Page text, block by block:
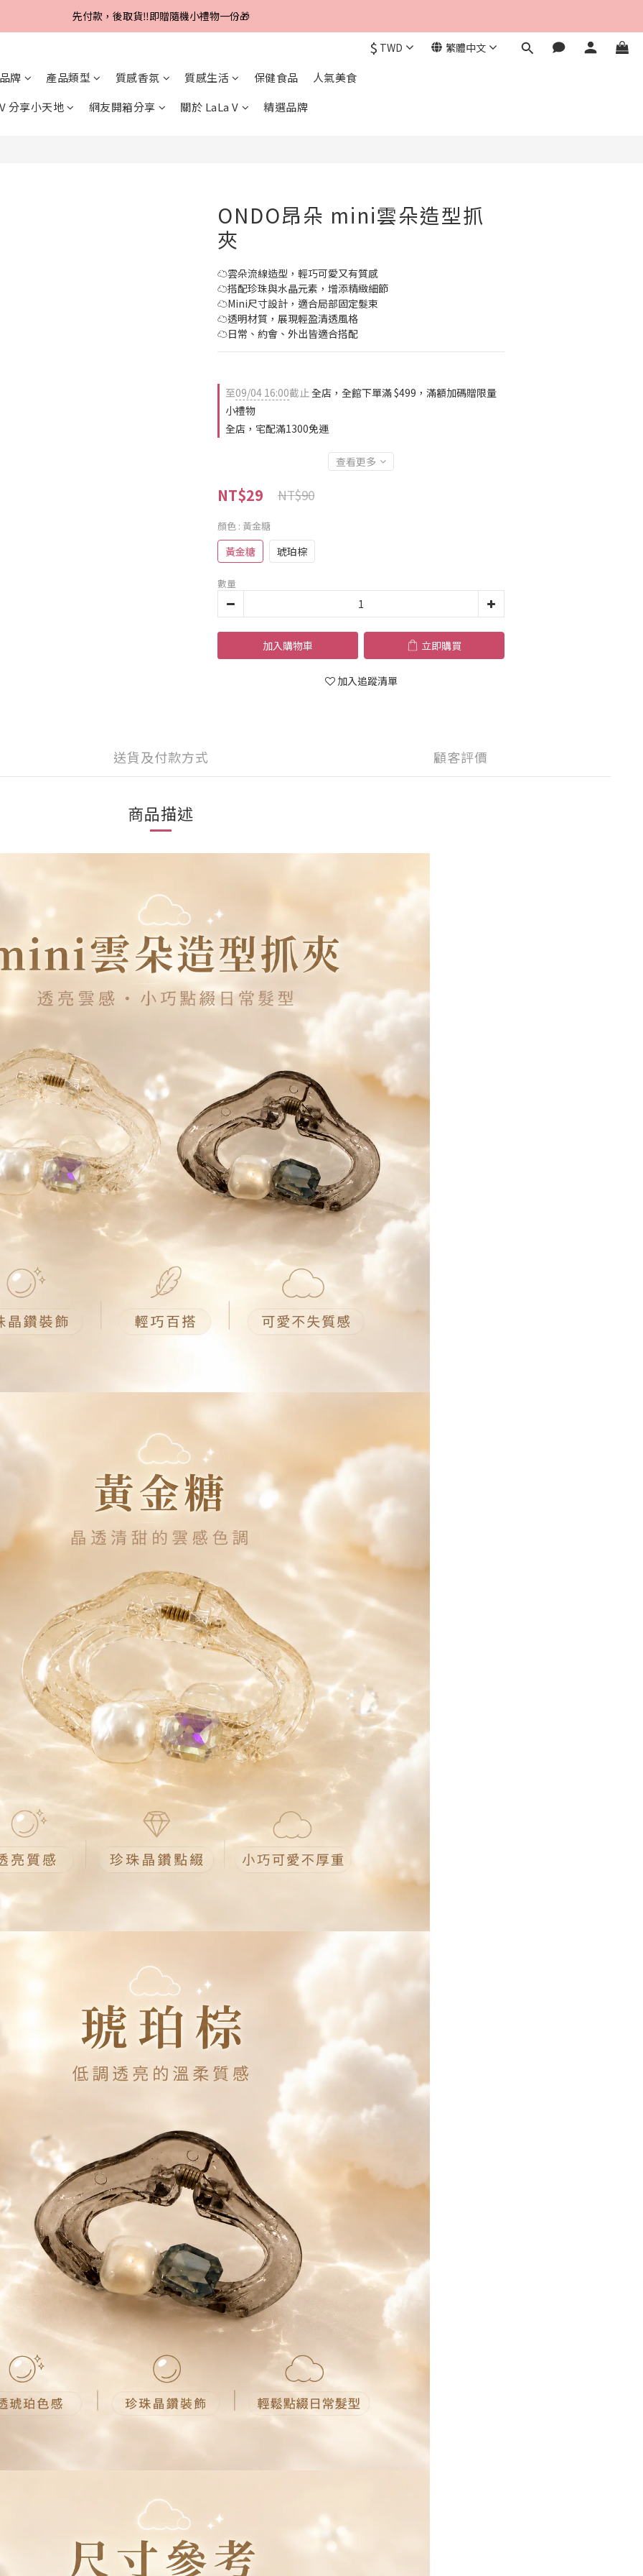
Line好友招募中，首購、回購皆贈100元
先付款，後取貨‼️即贈隨機小禮物一份🎁
$ TWD 繁體中文
牌 產品類型 質感香氛 質感生活 保健食品
人氣美食
分享小天地
網友開箱分享 關於 LaLa V 精選品牌
ONDO昂朵 mini雲朵造型抓
夾
☁️雲朵流線造型，輕巧可愛又有質感
☁️搭配珍珠與水晶元素，增添精緻細節
☁️Mini尺寸設計，適合局部固定髮束
☁️透明材質，展現輕盈清透風格
☁️日常、約會、外出皆適合搭配
至09/04 16:00截止全店，全館下單滿 $499，滿額加碼贈限量
小禮物
全店，宅配滿1300免運
查看更多
NT$29 NT$90
顏色 : 黃金糖
黃金糖 琥珀棕
數量
加入購物車 立即購買
加入追蹤清單
送貨及付款方式 顧客評價
商品描述
立即購買